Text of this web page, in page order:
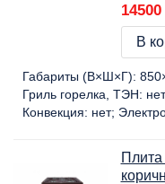
В
Габариты (В×Ш×Г):
Гриль горелка, ТЭН: нет
Конвекция: нет